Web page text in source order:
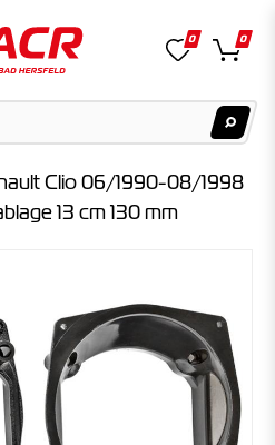
0 0
Clio 06/1990-08/1998
13 cm 130 mm